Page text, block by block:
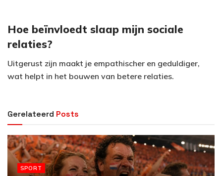
Hoe beïnvloedt slaap mijn sociale
relaties?
Uitgerust zijn maakt je empathischer en geduldiger,
wat helpt in het bouwen van betere relaties.
Gerelateerd Posts
SPORT